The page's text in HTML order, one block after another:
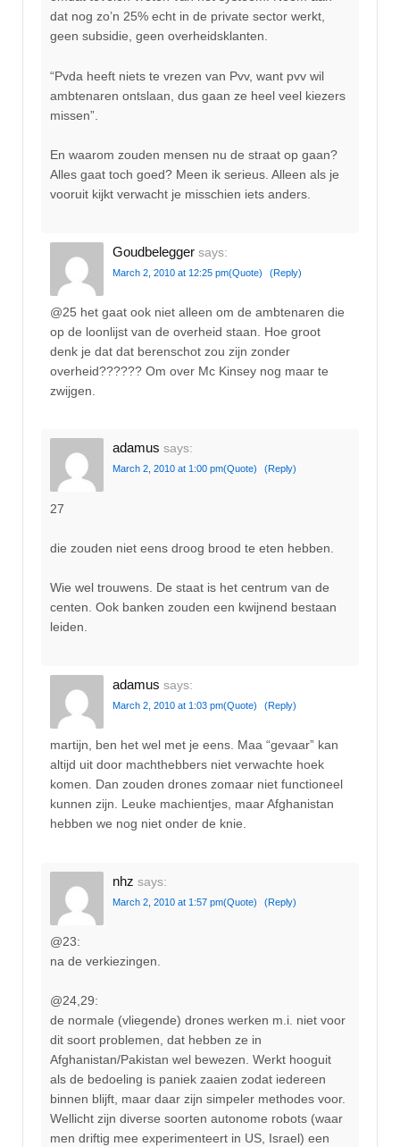
dat nog zo’n 25% echt in de private sector werkt,
geen subsidie, geen overheidsklanten.
“Pvda heeft niets te vrezen van Pvv, want pvv wil
ambtenaren ontslaan, dus gaan ze heel veel kiezers
missen”.
En waarom zouden mensen nu de straat op gaan?
Alles gaat toch goed? Meen ik serieus. Alleen als je
vooruit kijkt verwacht je misschien iets anders.
Goudbelegger says:
March 2, 2010 at 12:25 pm(Quote) (Reply)
@25 het gaat ook niet alleen om de ambtenaren die
op de loonlijst van de overheid staan. Hoe groot
denk je dat dat berenschot zou zijn zonder
overheid?????? Om over Mc Kinsey nog maar te
zwijgen.
adamus says:
March 2, 2010 at 1:00 pm(Quote) (Reply)
27
die zouden niet eens droog brood te eten hebben.
Wie wel trouwens. De staat is het centrum van de
centen. Ook banken zouden een kwijnend bestaan
leiden.
adamus says:
March 2, 2010 at 1:03 pm(Quote) (Reply)
martijn, ben het wel met je eens. Maa “gevaar” kan
altijd uit door machthebbers niet verwachte hoek
komen. Dan zouden drones zomaar niet functioneel
kunnen zijn. Leuke machientjes, maar Afghanistan
hebben we nog niet onder de knie.
nhz says:
March 2, 2010 at 1:57 pm(Quote) (Reply)
@23:
na de verkiezingen.
@24,29:
de normale (vliegende) drones werken m.i. niet voor
dit soort problemen, dat hebben ze in
Afghanistan/Pakistan wel bewezen. Werkt hooguit
als de bedoeling is paniek zaaien zodat iedereen
binnen blijft, maar daar zijn simpeler methodes voor.
Wellicht zijn diverse soorten autonome robots (waar
men driftig mee experimenteert in US, Israel) een